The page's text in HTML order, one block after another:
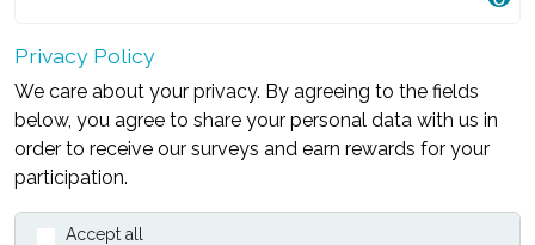
Privacy Policy
We care about your privacy. By agreeing to the fields
below, you agree to share your personal data with us in
order to receive our surveys and earn rewards for your
participation.
Accept all